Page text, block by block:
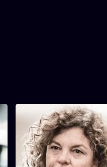
2. VIP
2. VIP
Tijdsduur
45 min
De Algerijnse minister